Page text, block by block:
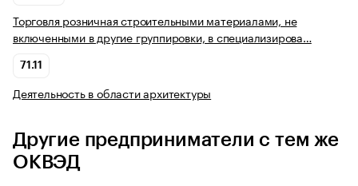
Торговля розничная строительными материалами, не
включенными в другие группировки, в специализирова…
71.11
Деятельность в области архитектуры
Другие предприниматели с тем же
ОКВЭД